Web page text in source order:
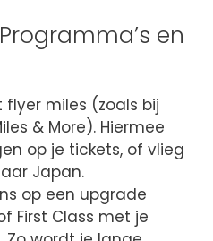
en
miles (zoals bij
& More). Hiermee
op je tickets, of vlieg
Japan.
op een upgrade
First Class met je